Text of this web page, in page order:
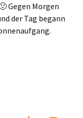
Gegen Morgen
der Tag begann